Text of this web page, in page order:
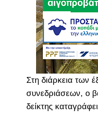
Στη διάρκεια των
συνεδριάσεων, ο
δείκτης